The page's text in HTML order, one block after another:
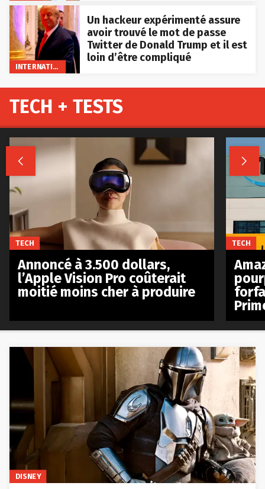
Un hackeur expérimenté assure
avoir trouvé le mot de passe
Twitter de Donald Trump et il est
loin d’être compliqué
DISNEY
TECH + TESTS
 
TECH
Annoncé à 3.500 dollars,
l’Apple Vision Pro coûterait
moitié moins cher à produire
TECH